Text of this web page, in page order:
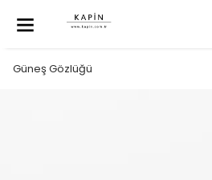
Güneş Gözlüğü